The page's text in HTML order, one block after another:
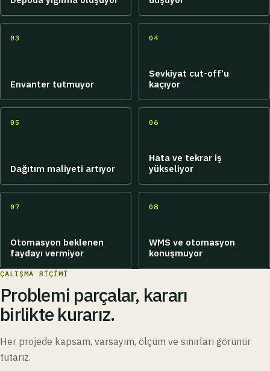
03
Envanter tutmuyor
04
Sevkiyat cut-off’u
kaçıyor
05
Dağıtım maliyeti artıyor
06
Hata ve tekrar iş
yükseliyor
07
Otomasyon beklenen
faydayı vermiyor
08
WMS ve otomasyon
konuşmuyor
ÇALIŞMA BIÇIMI
Problemi parçalar, kararı
birlikte kurarız.
Her projede kapsam, varsayım, ölçüm ve sınırları görünür
tutarız.